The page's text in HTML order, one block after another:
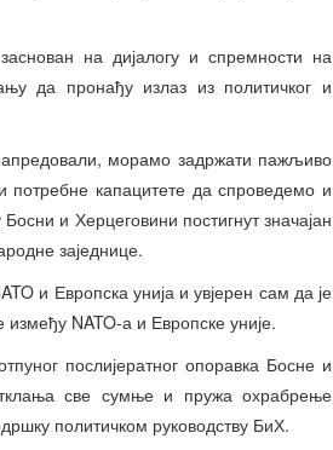
на дијалогу и спремности на
да пронађу излаз из политичког и
морамо задржати пажљиво
потребне капацитете да спроведемо и
и Херцеговини постигнут значајан
заједнице.
и Европска унија и увјерен сам да је
NATO-а и Европске уније.
послијератног опоравка Босне и
све сумње и пружа охрабрење
политичком руководству БиХ.